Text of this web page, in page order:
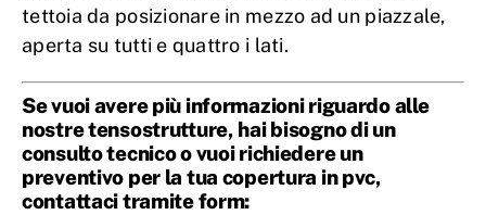
tettoia da posizionare in mezzo ad un piazzale,
aperta su tutti e quattro i lati.
Se vuoi avere più informazioni riguardo alle
nostre tensostrutture, hai bisogno di un
consulto tecnico o vuoi richiedere un
preventivo per la tua copertura in pvc,
contattaci tramite form: